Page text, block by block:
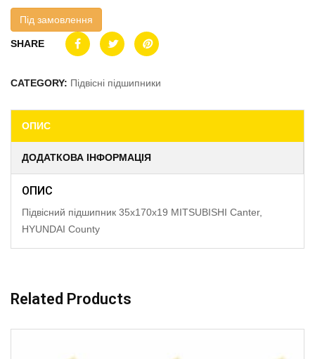
Під замовлення
SHARE
CATEGORY: Підвісні підшипники
ОПИС
ДОДАТКОВА ІНФОРМАЦІЯ
ОПИС
Підвісний підшипник 35x170x19 MITSUBISHI Canter,
HYUNDAI County
Related Products